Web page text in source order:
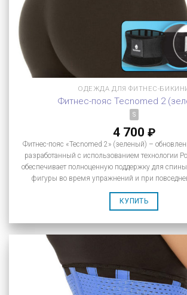
ОДЕЖДА ДЛЯ ФИТНЕС-
Фитнес-пояс Tecnomed 2
S
4 700 ₽
Фитнес-пояс «Tecnomed 2» (зеленый) –
разработанный с использованием технологии
обеспечивает полноценную поддержку для
фигуры во время упражнений и при
КУПИТЬ